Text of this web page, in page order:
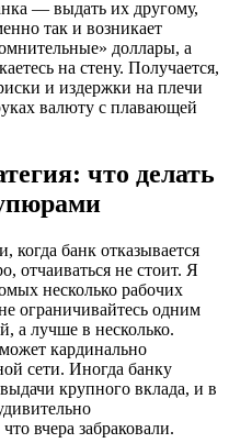
— выдать их другому,
так и возникает
доллары, а
на стену. Получается,
и издержки на плечи
валюту с плавающей
что делать
когда банк отказывается
отчаиваться не стоит. Я
несколько рабочих
ограничивайтесь одним
а лучше в несколько.
кардинально
сети. Иногда банку
крупного вклада, и в
вчера забраковали.